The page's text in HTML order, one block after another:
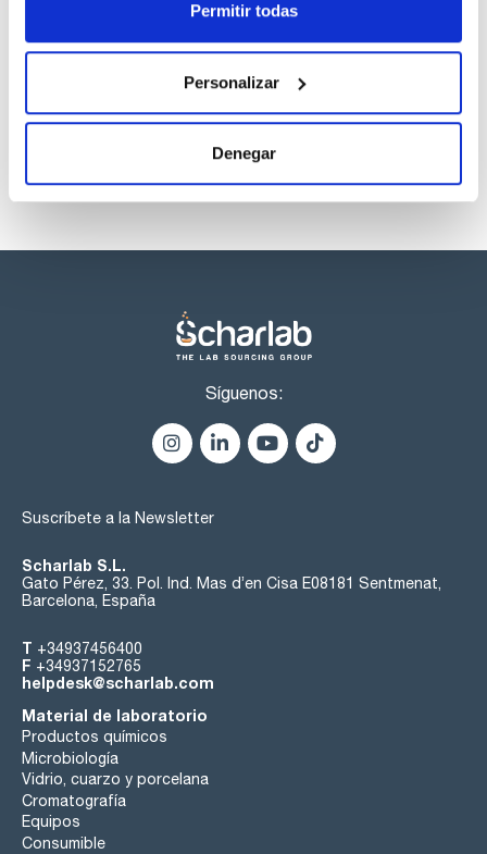
Permitir todas
Personalizar
Denegar
Los productos marcados con esta imagen son
listos para una entrega inmediata.
Síguenos:
Suscríbete a la Newsletter
Scharlab S.L.
Gato Pérez, 33. Pol. Ind. Mas d’en Cisa E08181 Sentmenat,
Barcelona, España
T +34937456400
F +34937152765
helpdesk@scharlab.com
Material de laboratorio
Productos químicos
Microbiología
Vidrio, cuarzo y porcelana
Cromatografía
Equipos
Consumible